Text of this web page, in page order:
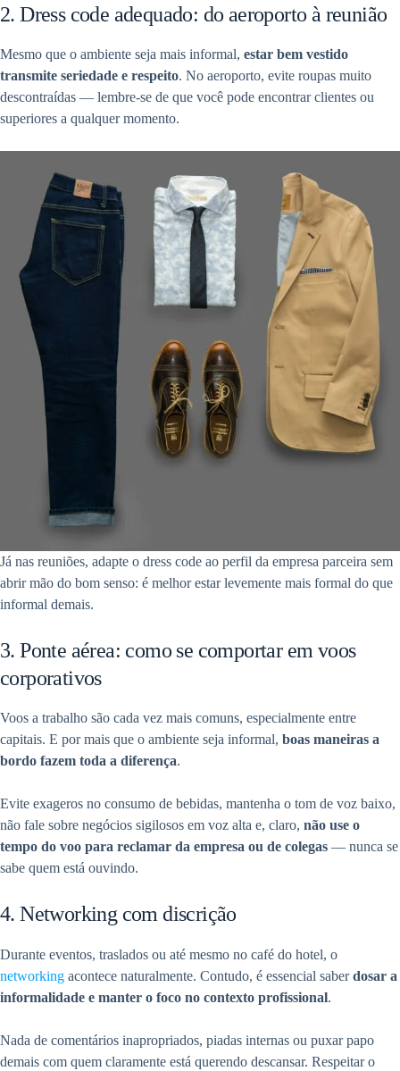
2. Dress code adequado: do aeroporto à reunião
Mesmo que o ambiente seja mais informal, estar bem vestido
transmite seriedade e respeito. No aeroporto, evite roupas muito
descontraídas — lembre-se de que você pode encontrar clientes ou
superiores a qualquer momento.
Já nas reuniões, adapte o dress code ao perfil da empresa parceira sem
abrir mão do bom senso: é melhor estar levemente mais formal do que
informal demais.
3. Ponte aérea: como se comportar em voos
corporativos
Voos a trabalho são cada vez mais comuns, especialmente entre
capitais. E por mais que o ambiente seja informal, boas maneiras a
bordo fazem toda a diferença.
Evite exageros no consumo de bebidas, mantenha o tom de voz baixo,
não fale sobre negócios sigilosos em voz alta e, claro, não use o
tempo do voo para reclamar da empresa ou de colegas — nunca se
sabe quem está ouvindo.
4. Networking com discrição
Durante eventos, traslados ou até mesmo no café do hotel, o
networking acontece naturalmente. Contudo, é essencial saberdosar a
informalidade e manter o foco no contexto profissional.
Nada de comentários inapropriados, piadas internas ou puxar papo
demais com quem claramente está querendo descansar. Respeitar o